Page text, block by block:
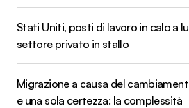
Stati Uniti, posti di lavoro in calo a
settore privato in stallo
Migrazione a causa del
e una sola certezza: la complessità